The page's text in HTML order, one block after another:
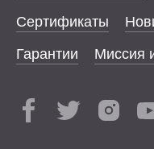
Сертификаты
Гарантии
Миссия